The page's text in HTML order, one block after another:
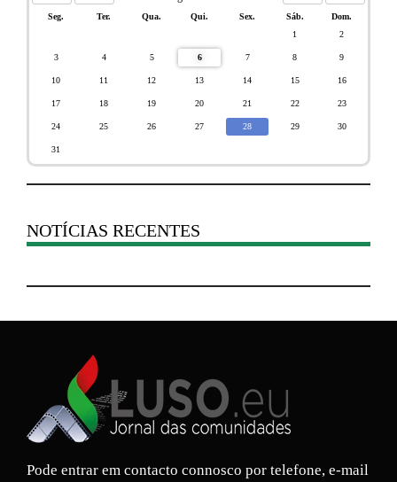
Seg. Ter. Qua. Qui. Sex. Sáb.
Dom.
1
2
3 4 5 6 7 8 9
10 11 12 13 14 15 16
17 18 19 20 21 22 23
24 25 26 27 28 29 30
31
NOTÍCIAS RECENTES
Pode entrar em contacto connosco por telefone, e-mail